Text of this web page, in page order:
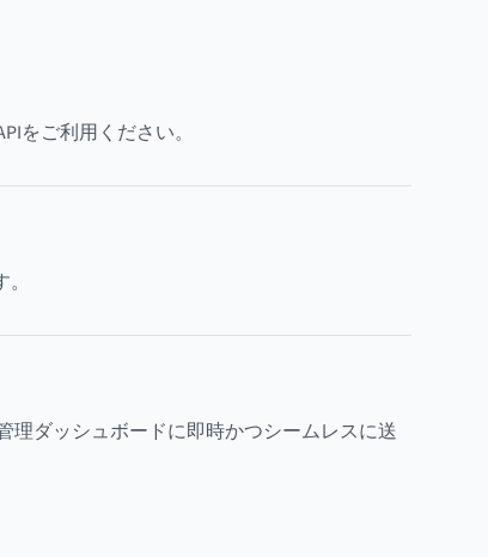
をご利用ください。
理ダッシュボードに即時かつシームレスに送